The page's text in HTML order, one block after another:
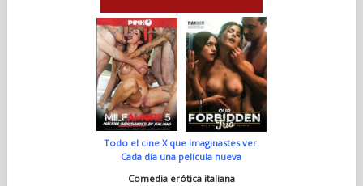
Todo el cine X que imaginastes ver.
Cada día una película nueva
Comedia erótica italiana